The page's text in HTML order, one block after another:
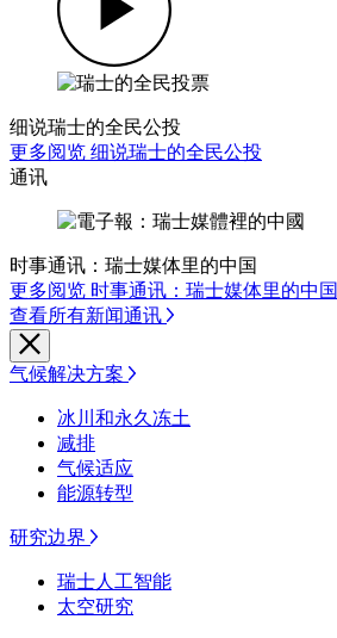
细说瑞士的全民公投
更多阅览 细说瑞士的全民公投
通讯
时事通讯：瑞士媒体里的中国
更多阅览 时事通讯：瑞士媒体里的中国
查看所有新闻通讯
气候解决方案
冰川和永久冻土
减排
气候适应
能源转型
研究边界
瑞士人工智能
太空研究